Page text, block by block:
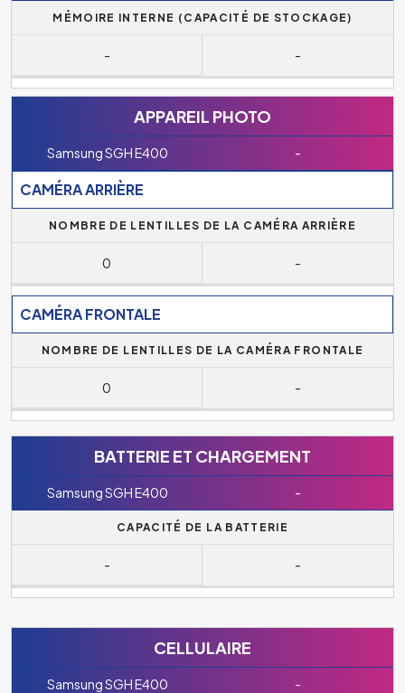
MÉMOIRE INTERNE (CAPACITÉ DE STOCKAGE)
- -
APPAREIL PHOTO
Samsung SGH E400 -
CAMÉRA ARRIÈRE
NOMBRE DE LENTILLES DE LA CAMÉRA ARRIÈRE
0 -
CAMÉRA FRONTALE
NOMBRE DE LENTILLES DE LA CAMÉRA FRONTALE
0 -
BATTERIE ET CHARGEMENT
Samsung SGH E400 -
CAPACITÉ DE LA BATTERIE
- -
CELLULAIRE
Samsung SGH E400 -